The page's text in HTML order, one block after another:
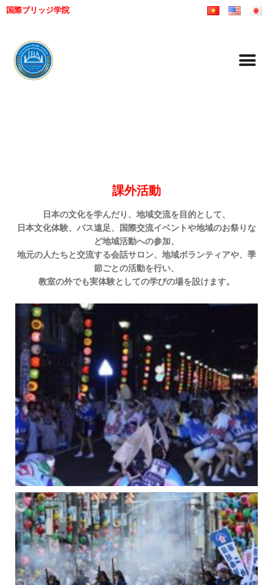
国際ブリッジ学院
課外活動
日本の文化を学んだり、地域交流を目的として、
日本文化体験、バス遠足、国際交流イベントや地域のお祭りな
ど地域活動への参加、
地元の人たちと交流する会話サロン、地域ボランティアや、季
節ごとの活動を行い、
教室の外でも実体験としての学びの場を設けます。